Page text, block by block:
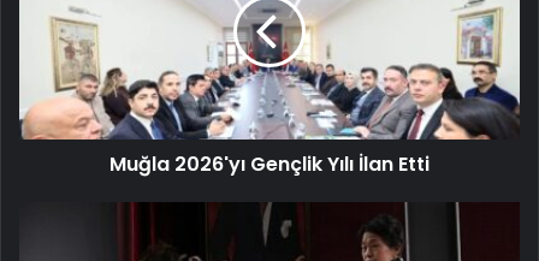
Muğla 2026'yı Gençlik Yılı İlan Etti